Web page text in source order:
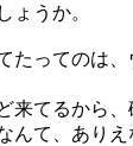
ょうか。
たってのは、
てるから、
んて、ありえ